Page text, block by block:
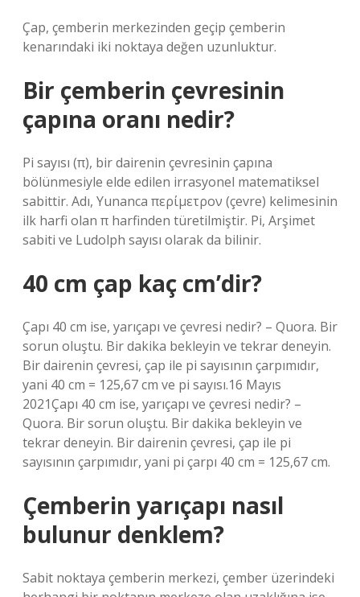
Çap, çemberin merkezinden geçip çemberin
kenarındaki iki noktaya değen uzunluktur.
Bir çemberin çevresinin
çapına oranı nedir?
Pi sayısı (π), bir dairenin çevresinin çapına
bölünmesiyle elde edilen irrasyonel matematiksel
sabittir. Adı, Yunanca περίμετρον (çevre) kelimesinin
ilk harfi olan π harfinden türetilmiştir. Pi, Arşimet
sabiti ve Ludolph sayısı olarak da bilinir.
40 cm çap kaç cm’dir?
Çapı 40 cm ise, yarıçapı ve çevresi nedir? – Quora. Bir
sorun oluştu. Bir dakika bekleyin ve tekrar deneyin.
Bir dairenin çevresi, çap ile pi sayısının çarpımıdır,
yani 40 cm = 125,67 cm ve pi sayısı.16 Mayıs
2021Çapı 40 cm ise, yarıçapı ve çevresi nedir? –
Quora. Bir sorun oluştu. Bir dakika bekleyin ve
tekrar deneyin. Bir dairenin çevresi, çap ile pi
sayısının çarpımıdır, yani pi çarpı 40 cm = 125,67 cm.
Çemberin yarıçapı nasıl
bulunur denklem?
Sabit noktaya çemberin merkezi, çember üzerindeki